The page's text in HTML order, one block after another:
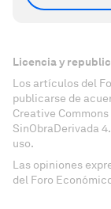
Licencia y
Los artículos del
publicarse de
Creative
SinObraDerivada
uso.
Las opiniones
del Foro